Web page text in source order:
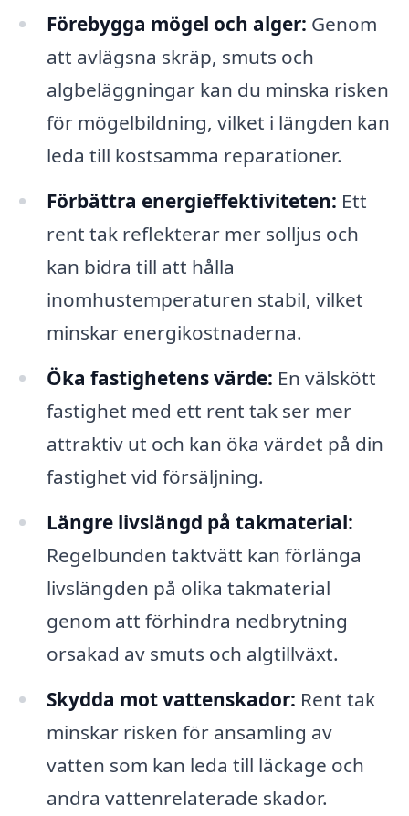
Förebygga mögel och alger: Genom
att avlägsna skräp, smuts och
algbeläggningar kan du minska risken
för mögelbildning, vilket i längden kan
leda till kostsamma reparationer.
Förbättra energieffektiviteten: Ett
rent tak reflekterar mer solljus och
kan bidra till att hålla
inomhustemperaturen stabil, vilket
minskar energikostnaderna.
Öka fastighetens värde: En välskött
fastighet med ett rent tak ser mer
attraktiv ut och kan öka värdet på din
fastighet vid försäljning.
Längre livslängd på takmaterial:
Regelbunden taktvätt kan förlänga
livslängden på olika takmaterial
genom att förhindra nedbrytning
orsakad av smuts och algtillväxt.
Skydda mot vattenskador: Rent tak
minskar risken för ansamling av
vatten som kan leda till läckage och
andra vattenrelaterade skador.